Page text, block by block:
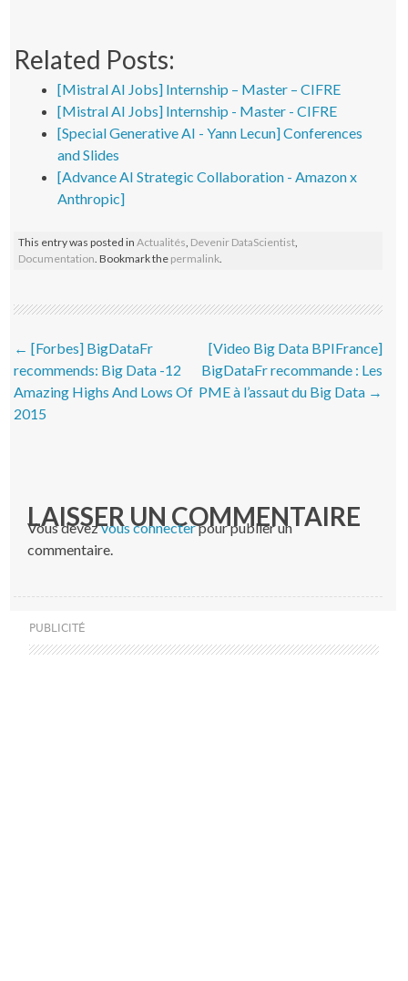
Related Posts:
[Mistral AI Jobs] Internship – Master – CIFRE
[Mistral AI Jobs] Internship - Master - CIFRE
[Special Generative AI - Yann Lecun] Conferences
and Slides
[Advance AI Strategic Collaboration - Amazon x
Anthropic]
This entry was posted inActualités, Devenir DataScientist,
Documentation. Bookmark the permalink.
Post navigation
← [Forbes] BigDataFr
recommends: Big Data -12
Amazing Highs And Lows Of
2015
[Video Big Data BPIFrance]
BigDataFr recommande : Les
PME à l’assaut du Big Data →
LAISSER UN COMMENTAIRE
Vous devezvous connecterpour publier un
commentaire.
PUBLICITÉ